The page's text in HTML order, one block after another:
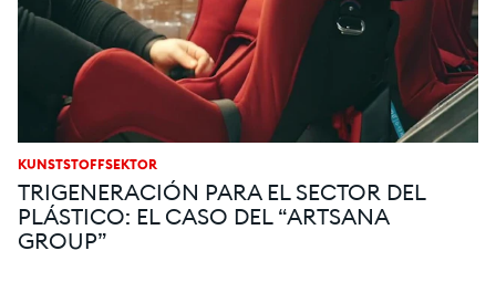
KUNSTSTOFFSEKTOR
TRIGENERACIÓN PARA EL SECTOR DEL
PLÁSTICO: EL CASO DEL “ARTSANA
GROUP”